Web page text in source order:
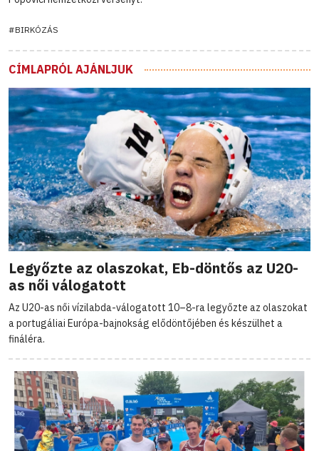
#BIRKÓZÁS
CÍMLAPRÓL AJÁNLJUK
Legyőzte az olaszokat, Eb-döntős az U20-
as női válogatott
Az U20-as női vízilabda-válogatott 10–8-ra legyőzte az olaszokat
a portugáliai Európa-bajnokság elődöntőjében és készülhet a
fináléra.